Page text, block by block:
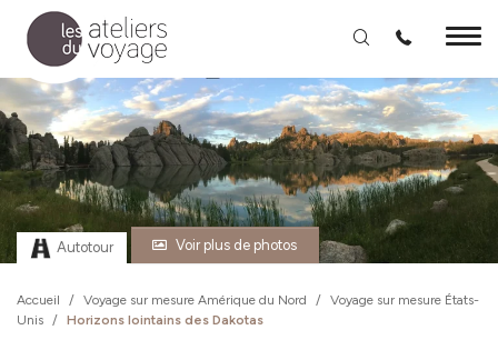
Aller au contenu principal
Autotour Voir plus de photos
Accueil / Voyage sur mesure Amérique du Nord / Voyage sur mesure États-
Unis / Horizons lointains des Dakotas